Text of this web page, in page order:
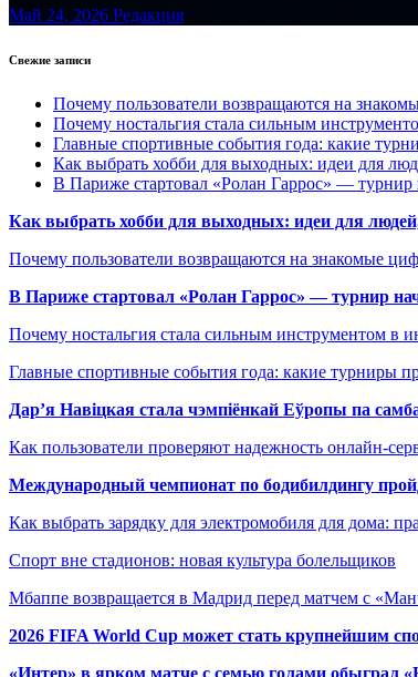
Май 24, 2026 Редакция
Свежие записи
Почему пользователи возвращаются на
Почему ностальгия стала сильным
Главные спортивные события года: какие
Как выбрать хобби для выходных: идеи для
В Париже стартовал «Ролан Гаррос» — турнир
Как выбрать хобби для выходных: идеи для
Почему пользователи возвращаются на знакомые
В Париже стартовал «Ролан Гаррос» — турнир
Почему ностальгия стала сильным инструментом в
Главные спортивные события года: какие турниры
Дар’я Навіцкая стала чэмпіёнкай Еўропы па
Как пользователи проверяют надежность онлайн-
Международный чемпионат по бодибилдингу
Как выбрать зарядку для электромобиля для дома:
Спорт вне стадионов: новая культура болельщиков
Мбаппе возвращается в Мадрид перед матчем с
2026 FIFA World Cup может стать крупнейшим